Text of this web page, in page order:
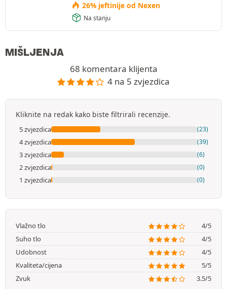
26% jeftinije od Nexen
Na stanju
MIŠLJENJA
68 komentara klijenta
4 na 5 zvjezdica
Kliknite na redak kako biste filtrirali recenzije.
5 zvjezdica (23)
4 zvjezdica (39)
3 zvjezdica (6)
2 zvjezdica (0)
1 zvjezdica (0)
Vlažno tlo
4/5
Suho tlo
4/5
Udobnost
4/5
Kvaliteta/cijena
5/5
Zvuk
3.5/5